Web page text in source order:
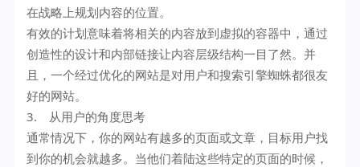
在战略上规划内容的位置。
有效的计划意味着将相关的内容放到虚拟的容器中，通过
创造性的设计和内部链接让内容层级结构一目了然。并
且，一个经过优化的网站是对用户和搜索引擎蜘蛛都很友
好的网站。
3. 从用户的角度思考
通常情况下，你的网站有越多的页面或文章，目标用户找
到你的机会就越多。当他们着陆这些特定的页面的时候，